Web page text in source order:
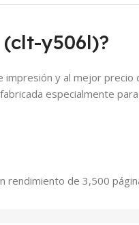
y506l)?
y al mejor precio
especialmente
rendimiento de 3,500